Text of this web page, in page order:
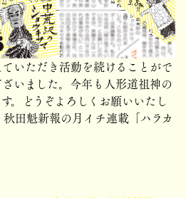
いただき活動を続けることがで
いました。今年も人形道祖神の
。どうぞよろしくお願いいたし
田魁新報の月イチ連載「ハラカ